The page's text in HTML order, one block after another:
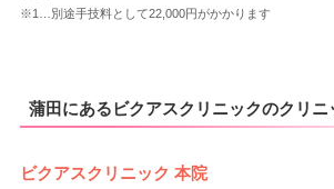
※1…別途手技料として22,000円がかかります
蒲田にあるビクアスクリニックのクリニ
ビクアスクリニック 本院